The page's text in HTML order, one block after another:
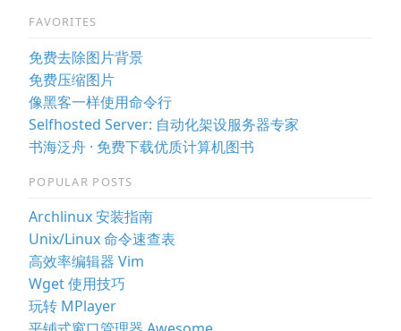
FAVORITES
免费去除图片背景
免费压缩图片
像黑客一样使用命令行
Selfhosted Server: 自动化架设服务器专家
书海泛舟 · 免费下载优质计算机图书
POPULAR POSTS
Archlinux 安装指南
Unix/Linux 命令速查表
高效率编辑器 Vim
Wget 使用技巧
玩转 MPlayer